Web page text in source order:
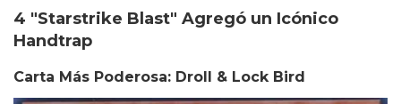
4 "Starstrike Blast" Agregó un Icónico
Handtrap
Carta Más Poderosa: Droll & Lock Bird